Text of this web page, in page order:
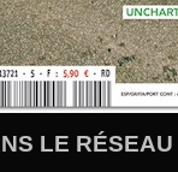
LE